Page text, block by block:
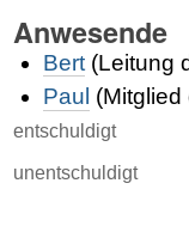
Anwesende
Bert(Leitung
Paul (Mitglied
entschuldigt
unentschuldigt